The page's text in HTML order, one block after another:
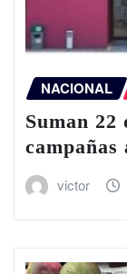
NACIONAL
Suman
campañas
victor